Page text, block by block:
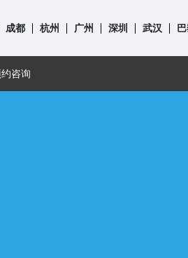
成都 杭州 广州 深圳 武汉
咨询